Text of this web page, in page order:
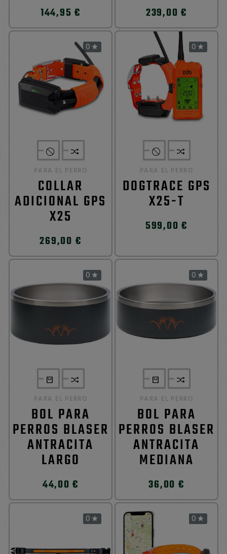
144,95 € 239,00 €
0 
PARA EL PERRO
COLLAR
ADICIONAL GPS
X25
269,00 €
0 
PARA EL PERRO
DOGTRACE GPS
X25-T
599,00 €
0 
PARA EL PERRO
BOL PARA
PERROS BLASER
ANTRACITA
LARGO
44,00 €
0 
PARA EL PERRO
BOL PARA
PERROS BLASER
ANTRACITA
MEDIANA
36,00 €
0  0 